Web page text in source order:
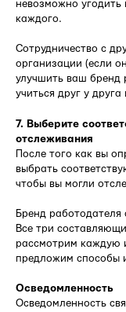
невозможно угодить
каждого.
Сотрудничество с
организации (если
улучшить ваш бренд
учиться друг у
7. Выберите
отслеживания
После того как вы
выбрать
чтобы вы могли
Бренд работодателя
Все три
рассмотрим каждую
предложим способы
Осведомленность
Осведомленность